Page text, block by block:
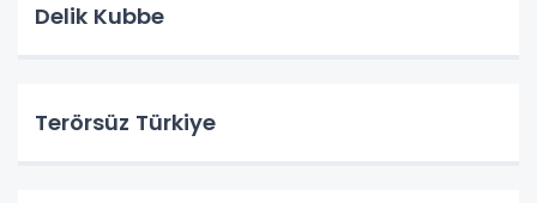
Delik Kubbe
Terörsüz Türkiye